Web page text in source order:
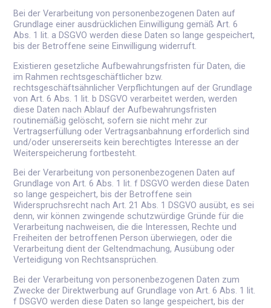
Bei der Verarbeitung von personenbezogenen Daten auf
Grundlage einer ausdrücklichen Einwilligung gemäß Art. 6
Abs. 1 lit. a DSGVO werden diese Daten so lange gespeichert,
bis der Betroffene seine Einwilligung widerruft.
Existieren gesetzliche Aufbewahrungsfristen für Daten, die
im Rahmen rechtsgeschäftlicher bzw.
rechtsgeschäftsähnlicher Verpflichtungen auf der Grundlage
von Art. 6 Abs. 1 lit. b DSGVO verarbeitet werden, werden
diese Daten nach Ablauf der Aufbewahrungsfristen
routinemäßig gelöscht, sofern sie nicht mehr zur
Vertragserfüllung oder Vertragsanbahnung erforderlich sind
und/oder unsererseits kein berechtigtes Interesse an der
Weiterspeicherung fortbesteht.
Bei der Verarbeitung von personenbezogenen Daten auf
Grundlage von Art. 6 Abs. 1 lit. f DSGVO werden diese Daten
so lange gespeichert, bis der Betroffene sein
Widerspruchsrecht nach Art. 21 Abs. 1 DSGVO ausübt, es sei
denn, wir können zwingende schutzwürdige Gründe für die
Verarbeitung nachweisen, die die Interessen, Rechte und
Freiheiten der betroffenen Person überwiegen, oder die
Verarbeitung dient der Geltendmachung, Ausübung oder
Verteidigung von Rechtsansprüchen.
Bei der Verarbeitung von personenbezogenen Daten zum
Zwecke der Direktwerbung auf Grundlage von Art. 6 Abs. 1 lit.
f DSGVO werden diese Daten so lange gespeichert, bis der